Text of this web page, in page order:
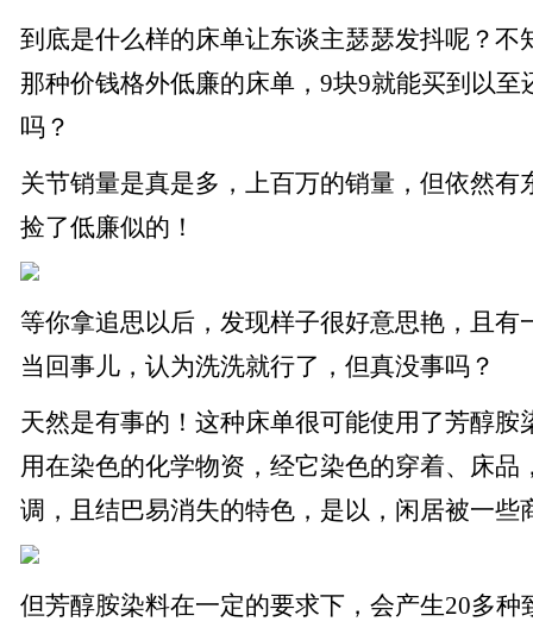
到底是什么样的床单让东谈主瑟瑟发抖呢？不
那种价钱格外低廉的床单，9块9就能买到以至
吗？
关节销量是真是多，上百万的销量，但依然有
捡了低廉似的！
等你拿追思以后，发现样子很好意思艳，且有
当回事儿，认为洗洗就行了，但真没事吗？
天然是有事的！这种床单很可能使用了芳醇胺
用在染色的化学物资，经它染色的穿着、床品
调，且结巴易消失的特色，是以，闲居被一些
但芳醇胺染料在一定的要求下，会产生20多